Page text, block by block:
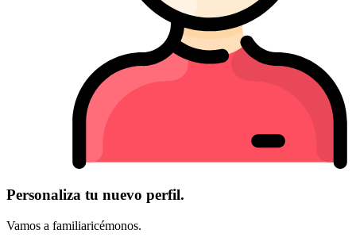
Personaliza tu nuevo perfil.
Vamos a familiaricémonos.